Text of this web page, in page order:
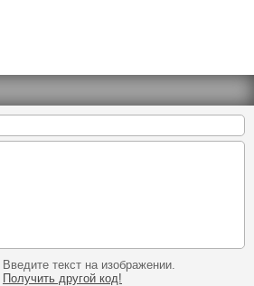
Введите текст на изображении.
Получить другой код!